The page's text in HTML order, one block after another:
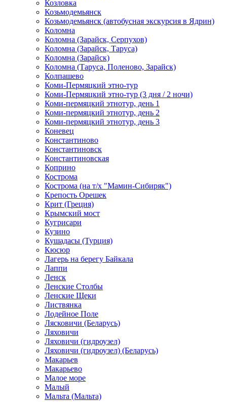
Козловка
Козьмодемьянск
Козьмодемьянск (автобусная экскурсия в Ядрин)
Коломна
Коломна (Зарайск, Серпухов)
Коломна (Зарайск, Таруса)
Коломна (Зарайск)
Коломна (Таруса, Поленово, Зарайск)
Колпашево
Коми-Пермяцкий этно-тур
Коми-Пермяцкий этно-тур (3 дня / 2 ночи)
Коми-пермяцкий этнотур, день 1
Коми-пермяцкий этнотур, день 2
Коми-пермяцкий этнотур, день 3
Коневец
Константиново
Константиновск
Константиновская
Коприно
Кострома
Кострома (на т/х "Мамин-Сибиряк")
Крепость Орешек
Крит (Греция)
Крымский мост
Кугрисари
Кузино
Кушадасы (Турция)
Кюсюр
Лагерь на берегу Байкала
Лаппи
Ленск
Ленские Столбы
Ленские Щеки
Листвянка
Лодейное Поле
Лясковичи (Беларусь)
Ляховичи
Ляховичи (гидроузел)
Ляховичи (гидроузел) (Беларусь)
Макарьев
Макарьево
Малое море
Малый
Мальта (Мальта)